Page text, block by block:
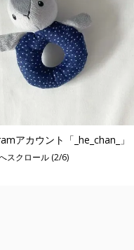
アカウント「_he_chan_」
スクロール (2/6)